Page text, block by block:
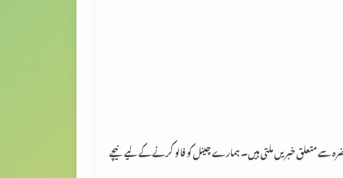
سے متعلق خبریں ملتی ہیں۔ ہمارے چینل کو فالو کرنے کے لیے نیچے